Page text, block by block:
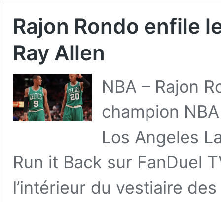
Rajon Rondo enfile
Ray Allen
NBA – Rajon
champion
Los Angeles
Run it Back sur FanDuel
l’intérieur du vestiaire